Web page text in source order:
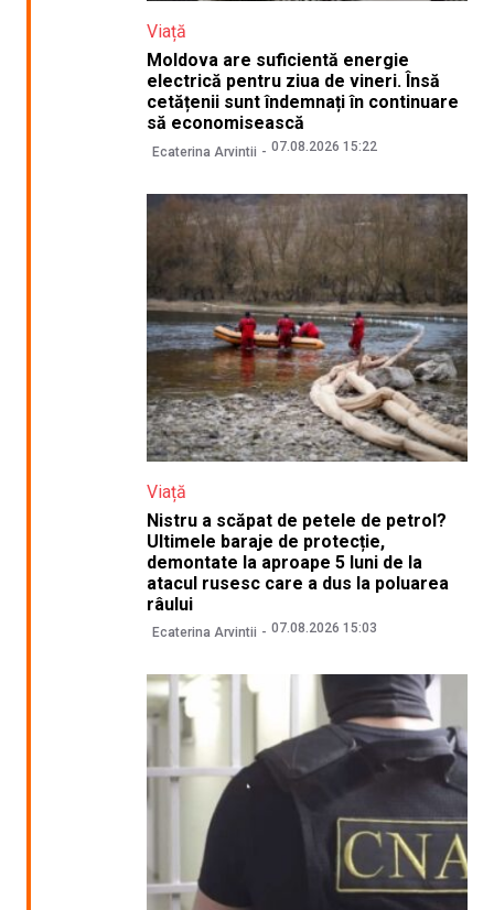
Viață
Moldova are suficientă energie
electrică pentru ziua de vineri. Însă
cetățenii sunt îndemnați în continuare
să economisească
Ecaterina Arvintii 07.08.2026 15:22
Viață
Nistru a scăpat de petele de petrol?
Ultimele baraje de protecție,
demontate la aproape 5 luni de la
atacul rusesc care a dus la poluarea
râului
Ecaterina Arvintii 07.08.2026 15:03